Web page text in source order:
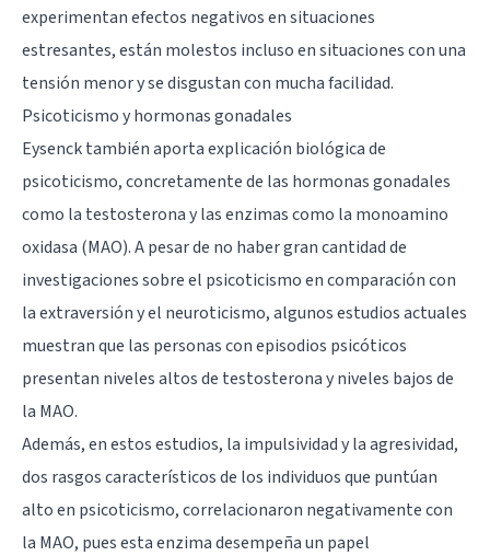
experimentan efectos negativos en situaciones
estresantes, están molestos incluso en situaciones con una
tensión menor y se disgustan con mucha facilidad.
Psicoticismo y hormonas gonadales
Eysenck también aporta explicación biológica de
psicoticismo, concretamente de las hormonas gonadales
como la testosterona y las enzimas como la monoamino
oxidasa (MAO). A pesar de no haber gran cantidad de
investigaciones sobre el psicoticismo en comparación con
la extraversión y el neuroticismo, algunos estudios actuales
muestran que las personas con episodios psicóticos
presentan niveles altos de testosterona y niveles bajos de
la MAO.
Además, en estos estudios, la impulsividad y la agresividad,
dos rasgos característicos de los individuos que puntúan
alto en psicoticismo, correlacionaron negativamente con
la MAO, pues esta enzima desempeña un papel